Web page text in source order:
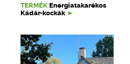
TERMÉK Energiatakarékos
Kádár-kockák